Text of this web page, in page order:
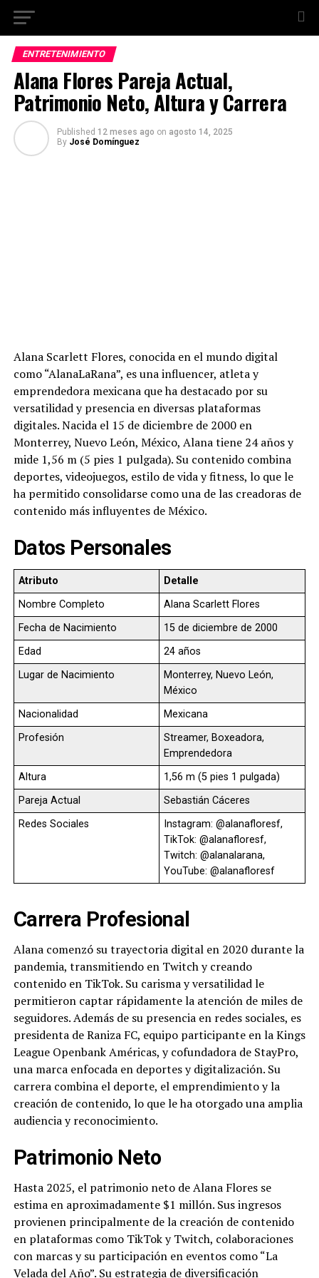
ENTRETENIMIENTO
Alana Flores Pareja Actual,
Patrimonio Neto, Altura y Carrera
Published 12 meses ago on agosto 14, 2025
By José Domínguez
Alana Scarlett Flores, conocida en el mundo digital
como “AlanaLaRana”, es una influencer, atleta y
emprendedora mexicana que ha destacado por su
versatilidad y presencia en diversas plataformas
digitales. Nacida el 15 de diciembre de 2000 en
Monterrey, Nuevo León, México, Alana tiene 24 años y
mide 1,56 m (5 pies 1 pulgada). Su contenido combina
deportes, videojuegos, estilo de vida y fitness, lo que le
ha permitido consolidarse como una de las creadoras de
contenido más influyentes de México.
Datos Personales
Atributo
Detalle
Nombre Completo
Alana Scarlett Flores
Fecha de Nacimiento
15 de diciembre de 2000
Edad
24 años
Lugar de Nacimiento
Monterrey, Nuevo León,
México
Nacionalidad
Mexicana
Profesión
Streamer, Boxeadora,
Emprendedora
Altura
1,56 m (5 pies 1 pulgada)
Pareja Actual
Sebastián Cáceres
Redes Sociales
Instagram: @alanafloresf,
TikTok: @alanafloresf,
Twitch: @alanalarana,
YouTube: @alanafloresf
Carrera Profesional
Alana comenzó su trayectoria digital en 2020 durante la
pandemia, transmitiendo en Twitch y creando
contenido en TikTok. Su carisma y versatilidad le
permitieron captar rápidamente la atención de miles de
seguidores. Además de su presencia en redes sociales, es
presidenta de Raniza FC, equipo participante en la Kings
League Openbank Américas, y cofundadora de StayPro,
una marca enfocada en deportes y digitalización. Su
carrera combina el deporte, el emprendimiento y la
creación de contenido, lo que le ha otorgado una amplia
audiencia y reconocimiento.
Patrimonio Neto
Hasta 2025, el patrimonio neto de Alana Flores se
estima en aproximadamente $1 millón. Sus ingresos
provienen principalmente de la creación de contenido
en plataformas como TikTok y Twitch, colaboraciones
con marcas y su participación en eventos como “La
Velada del Año”. Su estrategia de diversificación